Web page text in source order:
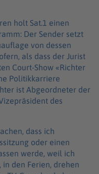
holt Sat.1 einen
Der Sender setzt
von dessen
als dass der Jurist
Court-Show «Richter
Politikkarriere
ist Abgeordneter der
des
dass ich
oder einen
werde, weil ich
den Ferien, drehen